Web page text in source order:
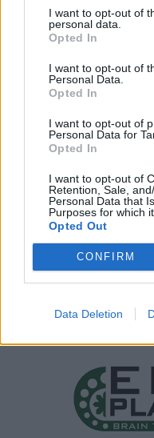
I want to opt-out of
personal data.
Opted In
I want to opt-out of
Personal Data.
Opted In
I want to opt-out of
Personal Data for
Opted In
I want to opt-out of
Retention, Sale,
Personal Data that
Purposes for which
Opted Out
CONFIRM
Data Deletion